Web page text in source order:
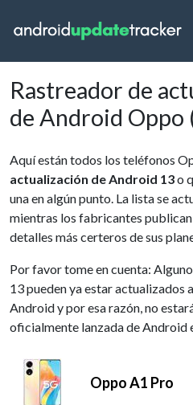
Rastreador de
de Android Oppo
Aquí están todos los teléfonos
actualización de Android 13o
una en algún punto. La lista se
mientras los fabricantes
detalles más certeros de sus
Por favor tome en cuenta:
13 pueden ya estar actualizados
Android y por esa razón, no
oficialmente lanzada de Android
Oppo A1 Pro